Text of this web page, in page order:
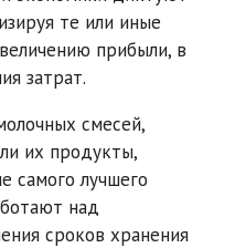
те или иные
прибыли, в
затрат.
смесей,
их продукты,
самого лучшего
над
сроков хранения